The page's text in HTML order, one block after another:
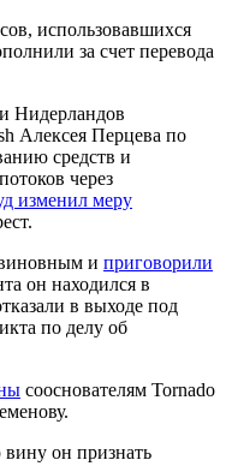
использовавшихся
за счет перевода
Нидерландов
Алексея Перцева по
средств и
через
изменил меру
и приговорили
он находился в
в выходе под
по делу об
сооснователям Tornado
он признать